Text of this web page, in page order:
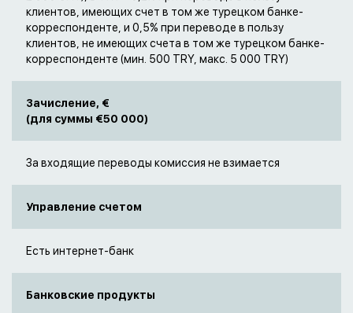
клиентов, имеющих счет в том же турецком банке-
корреспонденте, и 0,5% при переводе в пользу
клиентов, не имеющих счета в том же турецком банке-
корреспонденте (мин. 500 TRY, макс. 5 000 TRY)
Зачисление, €
(для суммы €50 000)
За входящие переводы комиссия не взимается
Управление счетом
Есть интернет-банк
Банковские продукты